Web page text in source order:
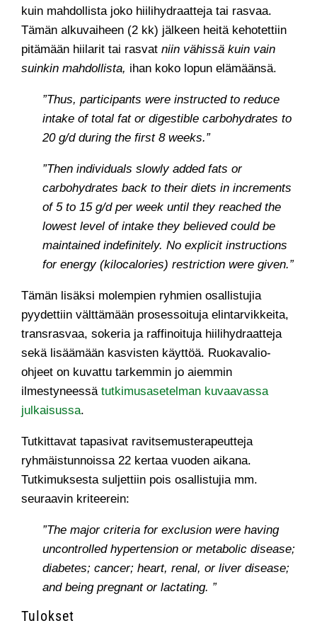
kuin mahdollista joko hiilihydraatteja tai rasvaa.
Tämän alkuvaiheen (2 kk) jälkeen heitä kehotettiin
pitämään hiilarit tai rasvat niin vähissä kuin vain
suinkin mahdollista, ihan koko lopun elämäänsä.
”Thus, participants were instructed to reduce
intake of total fat or digestible carbohydrates to
20 g/d during the first 8 weeks.”
”Then individuals slowly added fats or
carbohydrates back to their diets in increments
of 5 to 15 g/d per week until they reached the
lowest level of intake they believed could be
maintained indefinitely. No explicit instructions
for energy (kilocalories) restriction were given.”
Tämän lisäksi molempien ryhmien osallistujia
pyydettiin välttämään prosessoituja elintarvikkeita,
transrasvaa, sokeria ja raffinoituja hiilihydraatteja
sekä lisäämään kasvisten käyttöä. Ruokavalio-
ohjeet on kuvattu tarkemmin jo aiemmin
ilmestyneessä tutkimusasetelman kuvaavassa
julkaisussa.
Tutkittavat tapasivat ravitsemusterapeutteja
ryhmäistunnoissa 22 kertaa vuoden aikana.
Tutkimuksesta suljettiin pois osallistujia mm.
seuraavin kriteerein:
”The major criteria for exclusion were having
uncontrolled hypertension or metabolic disease;
diabetes; cancer; heart, renal, or liver disease;
and being pregnant or lactating. ”
Tulokset